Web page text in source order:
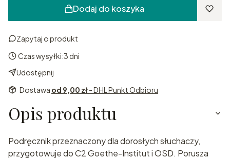
Dodaj do koszyka
Zapytaj o produkt
Czas wysyłki:3 dni
Udostępnij
Dostawa od 9,00 zł- DHL Punkt Odbioru
Opis produktu
Podręcznik przeznaczony dla dorosłych słuchaczy,
przygotowuje do C2 Goethe-Institut i OSD. Porusza